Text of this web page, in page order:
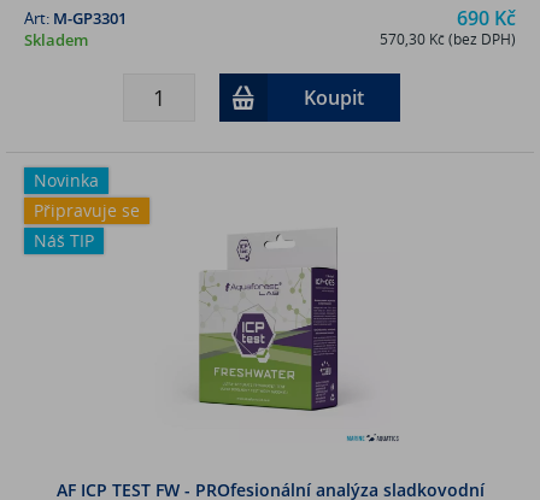
690 Kč
570,30 Kč (bez DPH)
Art: M-GP3301
Skladem
Koupit
Novinka
Připravuje se
Náš TIP
AF ICP TEST FW - PROfesionální analýza sladkovodní